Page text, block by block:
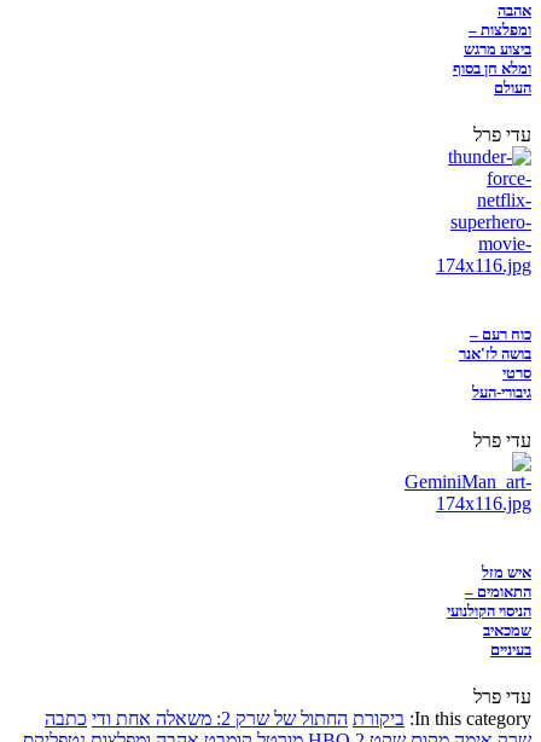
אהבה
ומפלצות –
ביצוע מרגש
ומלא חן בסוף
העולם
עדי פרל
כוח רעם –
בושה לז'אנר
סרטי
גיבורי-העל
עדי פרל
איש מזל
התאומים –
הניסוי הקולנועי
שמכאיב
בעיניים
עדי פרל
In this category: ביקורת החתול של שרק 2: משאלה אחת ודי
כתבה